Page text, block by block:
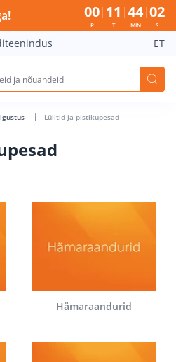
has loaded 00
P
11
T
44
MIN
01
S
ET
Lülitid ja pistikupesad
Hämaraandurid